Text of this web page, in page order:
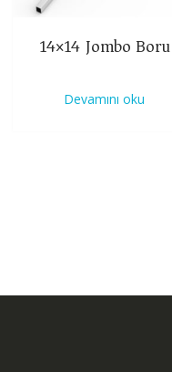
14×14 Jombo Boru
Devamını oku